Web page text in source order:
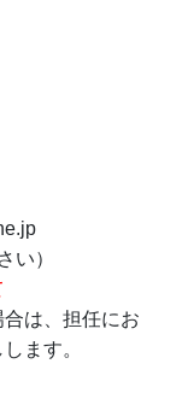
い）
は、担任にお
ます。